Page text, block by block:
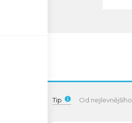
Tip Od nejlevnějšího